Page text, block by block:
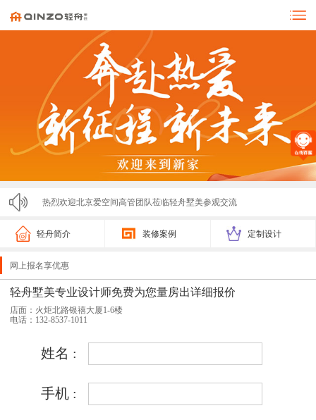
热烈欢迎北京爱空间高管团队莅临轻舟墅美参观交流
零投诉！！！济宁轻舟墅美装饰亮相市监局315展会，...
轻舟墅美装饰2025夏季招聘计划
激情开跑！2025济宁马拉松圆满落幕，轻舟墅美装饰...
轻舟简介 装修案例 定制设计
网上报名享优惠
轻舟墅美专业设计师免费为您量房出详细报价
店面：火炬北路银禧大厦1-6楼
电话：132-8537-1011